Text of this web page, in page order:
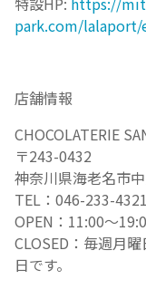
park.com/
店舗情報
CHOCOLATERIE
〒243-0432
神奈川県海老名市
TEL：046-233-4321
OPEN：11:00～
CLOSED：毎週
日です。